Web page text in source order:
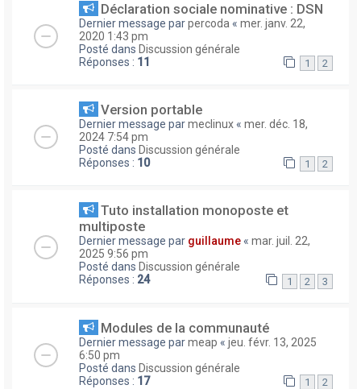
Déclaration sociale nominative : DSN
Dernier message parpercoda « mer. janv. 22,
2020 1:43 pm
Posté dans Discussion générale
Réponses : 11 1 2
Version portable
Dernier message parmeclinux « mer. déc. 18,
2024 7:54 pm
Posté dans Discussion générale
Réponses : 10 1 2
Tuto installation monoposte et
multiposte
Dernier message par guillaume « mar. juil. 22,
2025 9:56 pm
Posté dans Discussion générale
Réponses : 24 1 2 3
Modules de la communauté
Dernier message parmeap « jeu. févr. 13, 2025
6:50 pm
Posté dans Discussion générale
Réponses : 17 1 2